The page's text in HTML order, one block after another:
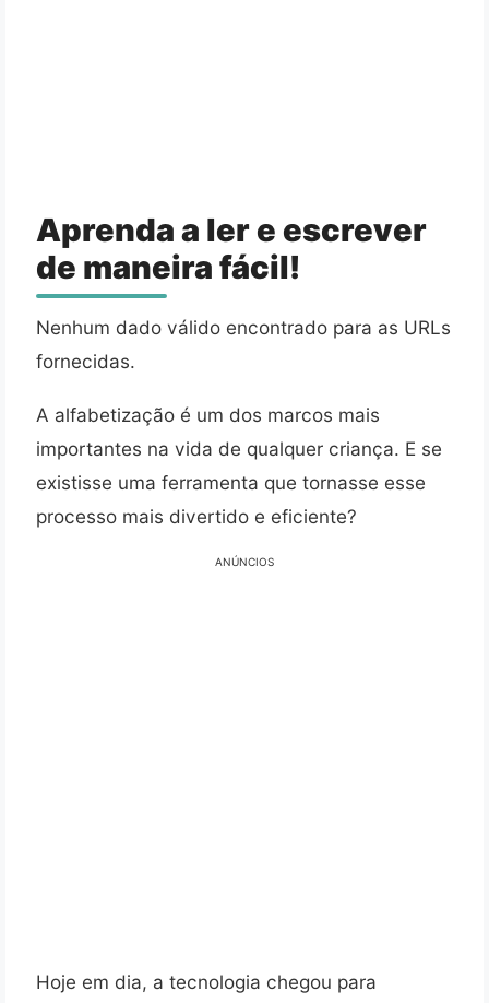
Aprenda a ler e escrever
de maneira fácil!
Nenhum dado válido encontrado para as URLs
fornecidas.
A alfabetização é um dos marcos mais
importantes na vida de qualquer criança. E se
existisse uma ferramenta que tornasse esse
processo mais divertido e eficiente?
ANÚNCIOS
Hoje em dia, a tecnologia chegou para